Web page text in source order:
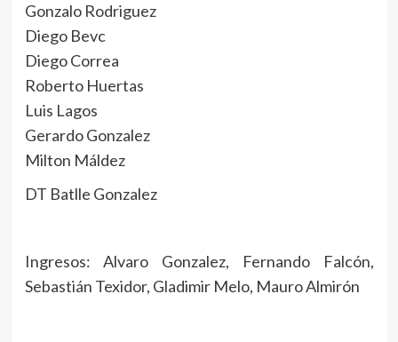
Gonzalo Rodriguez
Diego Bevc
Diego Correa
Roberto Huertas
Luis Lagos
Gerardo Gonzalez
Milton Máldez
DT Batlle Gonzalez
Ingresos: Alvaro Gonzalez, Fernando Falcón,
Sebastián Texidor, Gladimir Melo, Mauro Almirón